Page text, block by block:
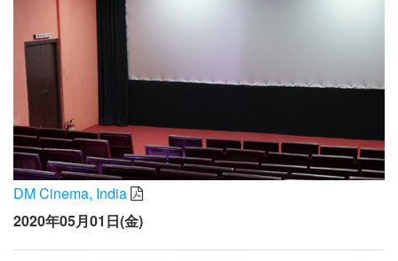
DM Cinema, India
2020年05月01日(金)